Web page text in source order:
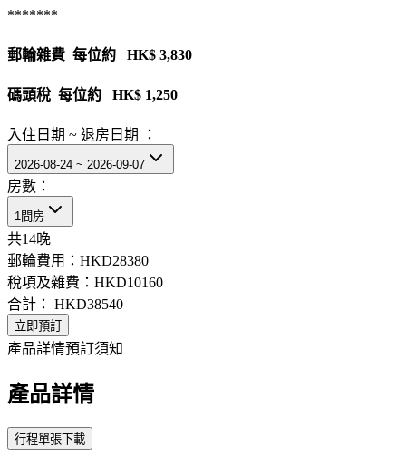
*******
郵輪雜費 每位約 HK$ 3,830
碼頭稅 每位約 HK$ 1,250
入住日期 ~ 退房日期 ：
2026-08-24 ~ 2026-09-07
房數：
1間房
共14晚
郵輪費用： HKD28380
稅項及雜費： HKD10160
合計： HKD38540
立即預訂
產品詳情預訂須知
產品詳情